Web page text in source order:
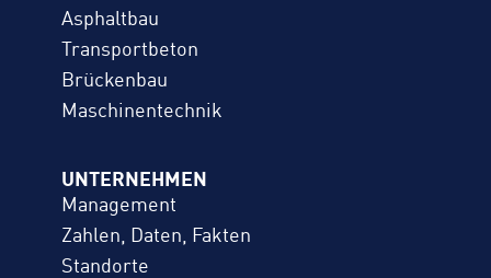
Asphaltbau
Transportbeton
Brückenbau
Maschinentechnik
UNTERNEHMEN
Management
Zahlen, Daten, Fakten
Standorte